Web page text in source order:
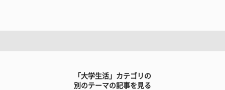
「大学生活」カテゴリの
別のテーマの記事を見る